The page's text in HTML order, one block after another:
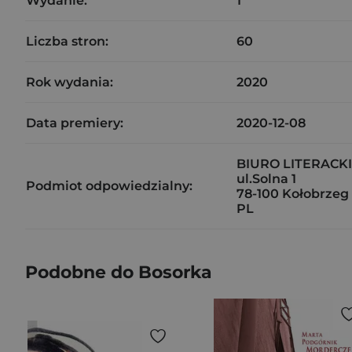
Liczba stron: 60
Rok wydania: 2020
Data premiery: 2020-12-08
Podmiot odpowiedzialny:
BIURO
ul.Solna 1
78-100 Kołobrzeg
PL
Podobne do Bosorka